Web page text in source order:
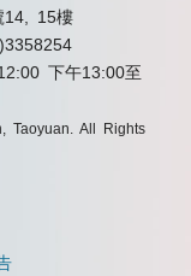
14, 15樓
下午13:00至
Taoyuan. All Rights